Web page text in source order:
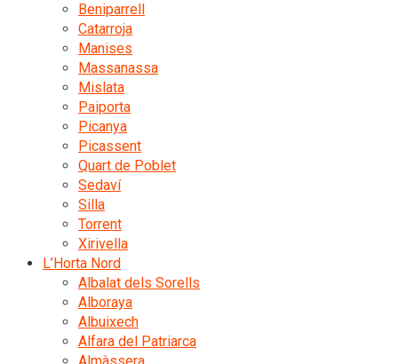
Beniparrell
Catarroja
Manises
Massanassa
Mislata
Paiporta
Picanya
Picassent
Quart de Poblet
Sedaví
Silla
Torrent
Xirivella
L’Horta Nord
Albalat dels Sorells
Alboraya
Albuixech
Alfara del Patriarca